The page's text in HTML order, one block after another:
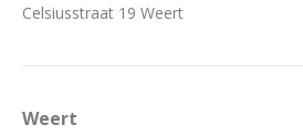
Celsiusstraat 19 Weert
Weert